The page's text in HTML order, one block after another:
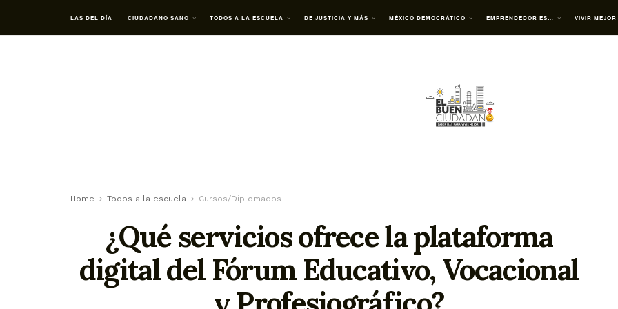
LAS DEL DÍA CIUDADANO SANO TODOS A LA ESCUELA DE JUSTICIA Y MÁS MÉXICO DEMOCRÁTICO EMPRENDEDOR ES… VIVIR MEJOR
Home Todos a la escuela Cursos/Diplomados
¿Qué servicios ofrece la plataforma
digital del Fórum Educativo, Vocacional